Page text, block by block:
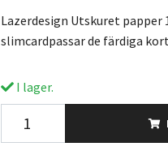
Lazerdesign Utskuret papper
slimcardpassar de färdiga
I lager.